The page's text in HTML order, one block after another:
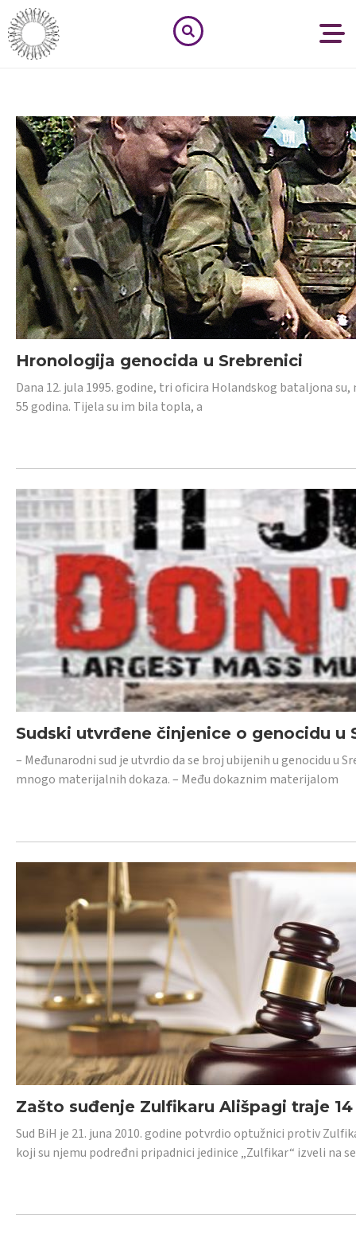
Hronologija genocida u Srebrenici
Dana 12. jula 1995. godine, tri oficira Holandskog bataljona
55 godina. Tijela su im bila topla, a
Sudski utvrđene činjenice o genocidu u
– Međunarodni sud je utvrdio da se broj ubijenih u genocidu u
mnogo materijalnih dokaza. – Među dokaznim materijalom
Zašto suđenje Zulfikaru Ališpagi traje
Sud BiH je 21. juna 2010. godine potvrdio optužnici protiv
koji su njemu podređni pripadnici jedinice „Zulfikar“ izveli na